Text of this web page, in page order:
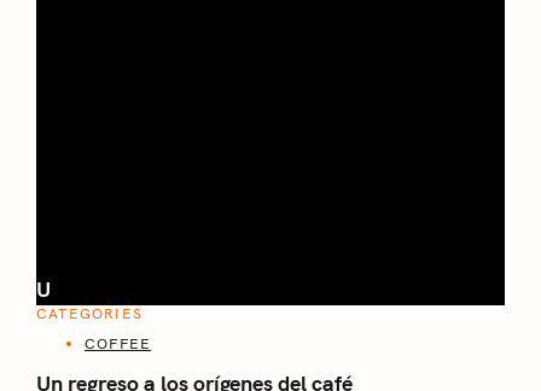
U
CATEGORIES
COFFEE
Un regreso a los orígenes del café